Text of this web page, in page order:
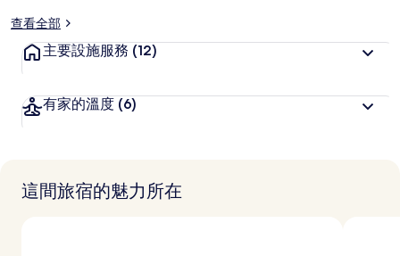
查看全部
主要設施服務 (12)
有家的溫度 (6)
這間旅宿的魅力所在